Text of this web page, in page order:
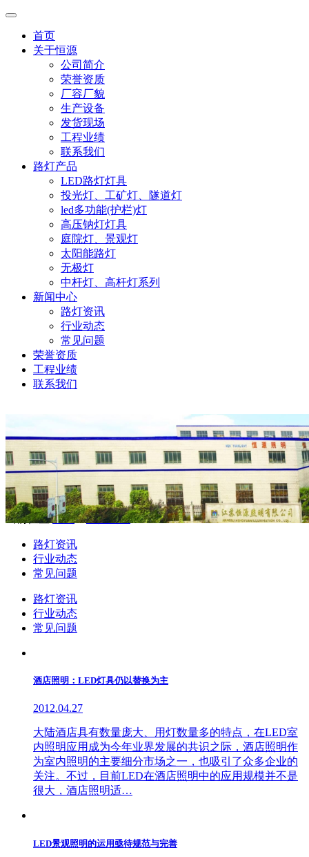
首页
关于恒源
公司简介
荣誉资质
厂容厂貌
生产设备
发货现场
工程业绩
联系我们
路灯产品
LED路灯灯具
投光灯、工矿灯、隧道灯
led多功能(护栏)灯
高压钠灯灯具
庭院灯、景观灯
太阳能路灯
无极灯
中杆灯、高杆灯系列
新闻中心
路灯资讯
行业动态
常见问题
荣誉资质
工程业绩
联系我们
当前位置:首页>新闻资讯
路灯资讯
行业动态
常见问题
路灯资讯
行业动态
常见问题
酒店照明：LED灯具仍以替换为主
2012.04.27
大陆酒店具有数量庞大、用灯数量多的特点，在LED室
内照明应用成为今年业界发展的共识之际，酒店照明作
为室内照明的主要细分市场之一，也吸引了众多企业的
关注。不过，目前LED在酒店照明中的应用规模并不是
很大，酒店照明适…
LED景观照明的运用亟待规范与完善